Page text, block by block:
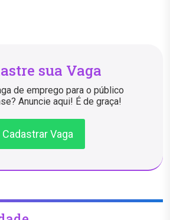
sua Vaga
de emprego para o público
Anuncie aqui! É de graça!
Cadastrar Vaga